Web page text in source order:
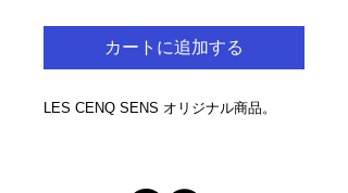
カートに追加する
LES CENQ SENS オリジナル商品。